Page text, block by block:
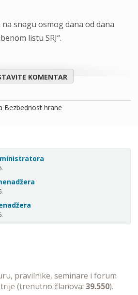
snagu osmog dana od dana
listu SRJ“.
KOMENTAR
Bezbednost hrane
pravilnike, seminare i forum
(trenutno članova: 39.550).